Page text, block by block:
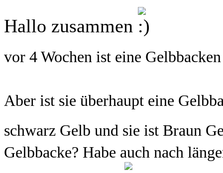
Hallo zusammen
vor 4 Wochen ist eine
Aber ist sie überhaupt eine
schwarz Gelb und sie ist Braun
Gelbbacke? Habe auch nach